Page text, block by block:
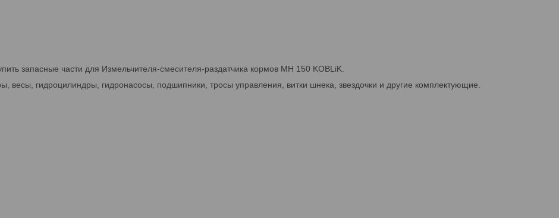
запасные части для Измельчителя-смесителя-раздатчика кормов MH 150 KOBLiK.
весы, гидроцилиндры, гидронасосы, подшипники, тросы управления, витки шнека, звездочки и другие комплектующие.